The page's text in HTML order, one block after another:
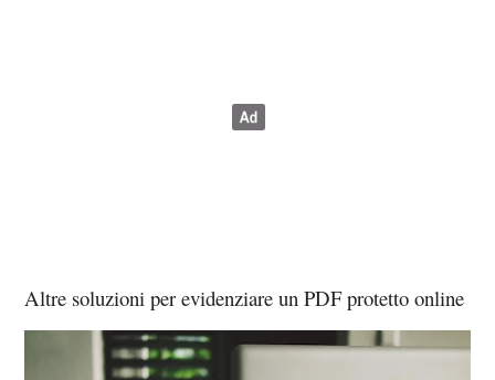
Altre soluzioni per evidenziare un PDF protetto online